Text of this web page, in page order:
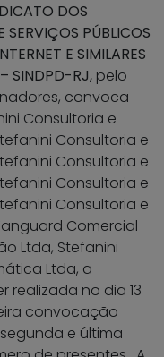
DOS
SERVIÇOS PÚBLICOS
E SIMILARES
SINDPD-RJ, pelo
convoca
Consultoria e
Consultoria e
Consultoria e
Consultoria e
Consultoria e
Comercial
Ltda, Stefanini
Ltda, a
realizada no dia 13
convocação
segunda e última